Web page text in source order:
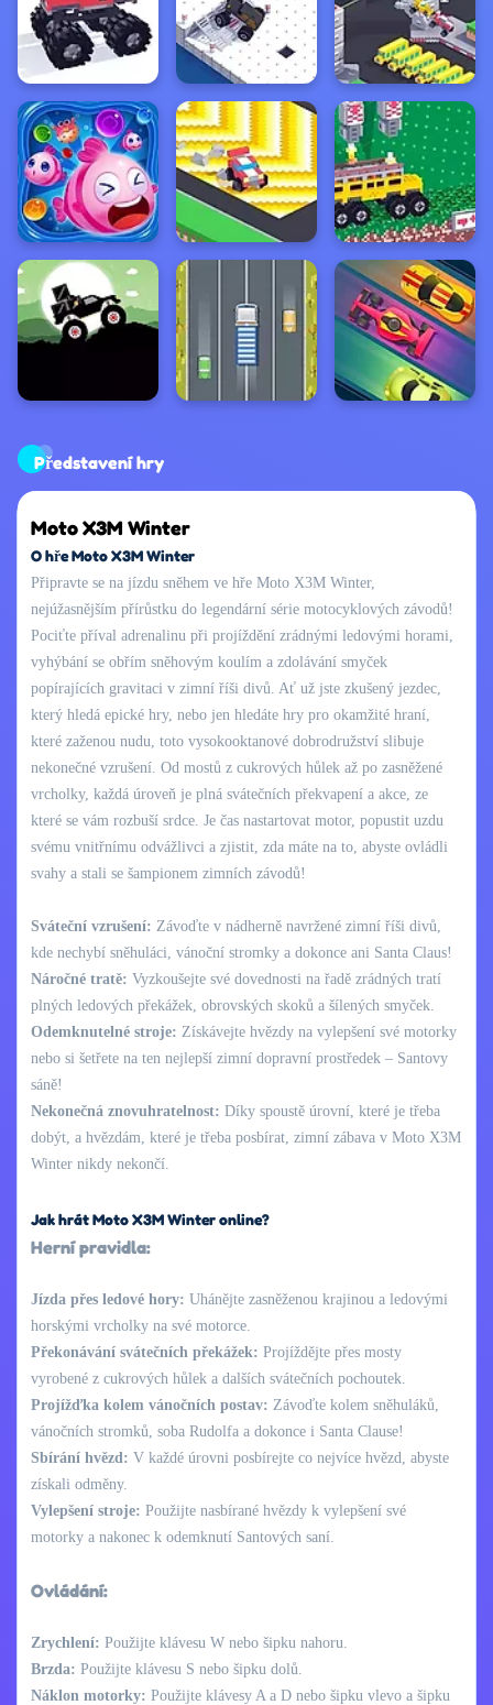
Představení hry
Moto X3M Winter
O hře Moto X3M Winter
Připravte se na jízdu sněhem ve hře Moto X3M Winter,
nejúžasnějším přírůstku do legendární série motocyklových závodů!
Pociťte příval adrenalinu při projíždění zrádnými ledovými horami,
vyhýbání se obřím sněhovým koulím a zdolávání smyček
popírajících gravitaci v zimní říši divů. Ať už jste zkušený jezdec,
který hledá epické hry, nebo jen hledáte hry pro okamžité hraní,
které zaženou nudu, toto vysokooktanové dobrodružství slibuje
nekonečné vzrušení. Od mostů z cukrových hůlek až po zasněžené
vrcholky, každá úroveň je plná svátečních překvapení a akce, ze
které se vám rozbuší srdce. Je čas nastartovat motor, popustit uzdu
svému vnitřnímu odvážlivci a zjistit, zda máte na to, abyste ovládli
svahy a stali se šampionem zimních závodů!
Sváteční vzrušení: Závoďte v nádherně navržené zimní říši divů,
kde nechybí sněhuláci, vánoční stromky a dokonce ani Santa Claus!
Náročné tratě: Vyzkoušejte své dovednosti na řadě zrádných tratí
plných ledových překážek, obrovských skoků a šílených smyček.
Odemknutelné stroje: Získávejte hvězdy na vylepšení své motorky
nebo si šetřete na ten nejlepší zimní dopravní prostředek – Santovy
sáně!
Nekonečná znovuhratelnost: Díky spoustě úrovní, které je třeba
dobýt, a hvězdám, které je třeba posbírat, zimní zábava v Moto X3M
Winter nikdy nekončí.
Jak hrát Moto X3M Winter online?
Herní pravidla:
Jízda přes ledové hory: Uhánějte zasněženou krajinou a ledovými
horskými vrcholky na své motorce.
Překonávání svátečních překážek: Projíždějte přes mosty
vyrobené z cukrových hůlek a dalších svátečních pochoutek.
Projížďka kolem vánočních postav: Závoďte kolem sněhuláků,
vánočních stromků, soba Rudolfa a dokonce i Santa Clause!
Sbírání hvězd: V každé úrovni posbírejte co nejvíce hvězd, abyste
získali odměny.
Vylepšení stroje: Použijte nasbírané hvězdy k vylepšení své
motorky a nakonec k odemknutí Santových saní.
Ovládání:
Zrychlení: Použijte klávesu W nebo šipku nahoru.
Brzda: Použijte klávesu S nebo šipku dolů.
Náklon motorky: Použijte klávesy A a D nebo šipku vlevo a šipku